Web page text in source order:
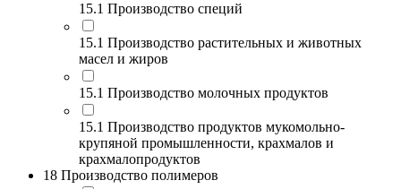
15.1 Производство специй
15.1 Производство растительных и животных
масел и жиров
15.1 Производство молочных продуктов
15.1 Производство продуктов мукомольно-
крупяной промышленности, крахмалов и
крахмалопродуктов
18 Производство полимеров